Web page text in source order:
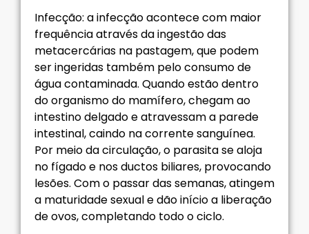
Infecção: a infecção acontece com maior
frequência através da ingestão das
metacercárias na pastagem, que podem
ser ingeridas também pelo consumo de
água contaminada. Quando estão dentro
do organismo do mamífero, chegam ao
intestino delgado e atravessam a parede
intestinal, caindo na corrente sanguínea.
Por meio da circulação, o parasita se aloja
no fígado e nos ductos biliares, provocando
lesões. Com o passar das semanas, atingem
a maturidade sexual e dão início a liberação
de ovos, completando todo o ciclo.